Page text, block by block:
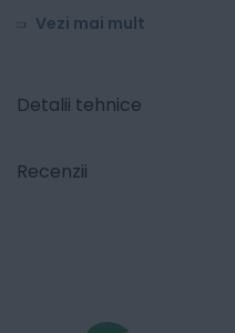
Vezi mai mult
Detalii tehnice
Recenzii